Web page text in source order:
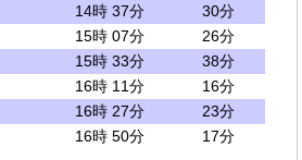
14時 37分
30分
15時 07分
26分
15時 33分
38分
16時 11分
16分
16時 27分
23分
16時 50分 17分